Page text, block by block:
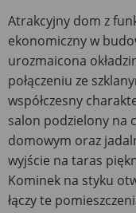
Atrakcyjny dom z
ekonomiczny w
urozmaicona
połączeniu ze
współczesny
salon podzielony na
domowym oraz
wyjście na taras
Kominek na styku
łączy te